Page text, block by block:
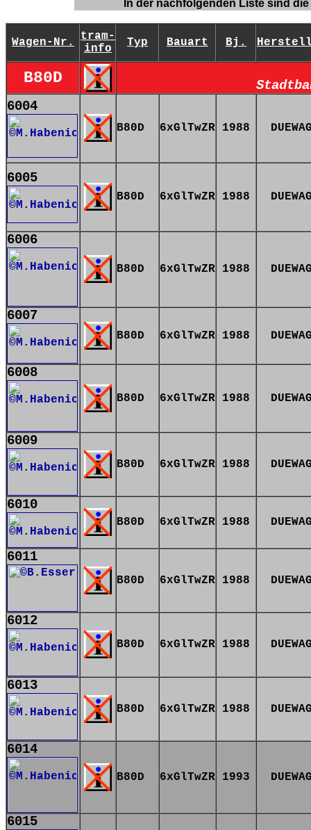
In der nachfolgenden Liste sind
Wagen-Nr.
tram-
info
Typ Bauart Bj.
B80D
6004
B80D 6xGlTwZR 1988
6005
B80D 6xGlTwZR 1988
6006
B80D 6xGlTwZR 1988
6007
B80D 6xGlTwZR 1988
6008
B80D 6xGlTwZR 1988
6009
B80D 6xGlTwZR 1988
6010
B80D 6xGlTwZR 1988
6011
B80D 6xGlTwZR 1988
6012
B80D 6xGlTwZR 1988
6013
B80D 6xGlTwZR 1988
6014
B80D 6xGlTwZR 1993
6015